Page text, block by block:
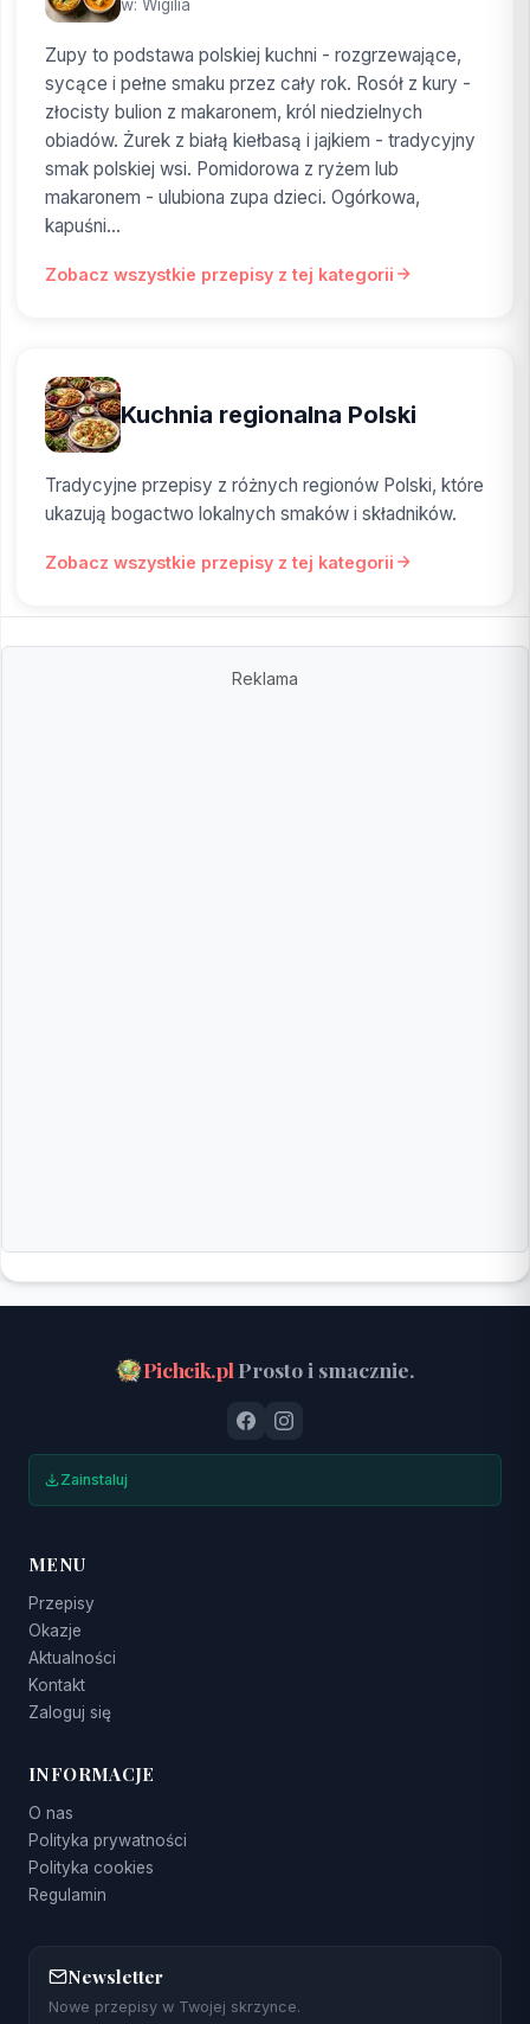
w: Wigilia
Zupy to podstawa polskiej kuchni - rozgrzewające,
sycące i pełne smaku przez cały rok. Rosół z kury -
złocisty bulion z makaronem, król niedzielnych
obiadów. Żurek z białą kiełbasą i jajkiem - tradycyjny
smak polskiej wsi. Pomidorowa z ryżem lub
makaronem - ulubiona zupa dzieci. Ogórkowa,
kapuśni...
Zobacz wszystkie przepisy z tej kategorii
Kuchnia regionalna Polski
Tradycyjne przepisy z różnych regionów Polski, które
ukazują bogactwo lokalnych smaków i składników.
Zobacz wszystkie przepisy z tej kategorii
Reklama
Pichcik.pl Prosto i smacznie.
Zainstaluj
MENU
Przepisy
Okazje
Aktualności
Kontakt
Zaloguj się
INFORMACJE
O nas
Polityka prywatności
Polityka cookies
Regulamin
Newsletter
Nowe przepisy w Twojej skrzynce.